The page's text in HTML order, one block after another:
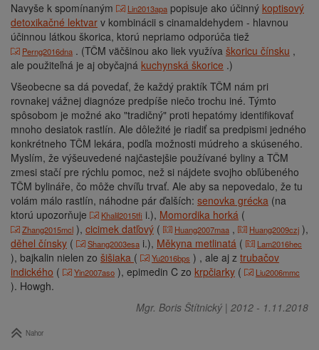
Navyše k spomínaným
Lin2013apa popisuje ako účinný koptisový
detoxikačné lektvar v kombinácii s cinamaldehydem - hlavnou
účinnou látkou škorica, ktorú nepriamo odporúča tiež
Perng2016dna . (TČM väčšinou ako liek využíva škoricu čínsku ,
ale použiteľná je aj obyčajná kuchynská škorice .)
Všeobecne sa dá povedať, že každý praktík TČM nám pri
rovnakej vážnej diagnóze predpíše niečo trochu iné. Týmto
spôsobom je možné ako "tradičný" proti hepatómy identifikovať
mnoho desiatok rastlín. Ale dôležité je riadiť sa predpismi jedného
konkrétneho TČM lekára, podľa možnosti múdreho a skúseného.
Myslím, že výšeuvedené najčastejšie používané byliny a TČM
zmesi stačí pre rýchlu pomoc, než si nájdete svojho obľúbeného
TČM bylináře, čo môže chvíľu trvať. Ale aby sa nepovedalo, že tu
volám málo rastlín, náhodne pár ďalších: senovka grécka (na
ktorú upozorňuje
Khalil2015tfi i.), Momordika horká (
Zhang2015mcl ), cicimek datľový ( Huang2007maa , Huang2009czj ),
děhel čínsky ( Shang2003esa i.), Měkyna metlinatá ( Lam2016hec
), bajkalin nielen zo šišiaka ( Yu2016bps ) , ale aj z trubačov
indického ( Yin2007aso ), epimedin C zo krpčiarky ( Liu2006mmc
). Howgh.
Mgr. Boris Štítnický | 2012 - 1.11.2018
Nahor